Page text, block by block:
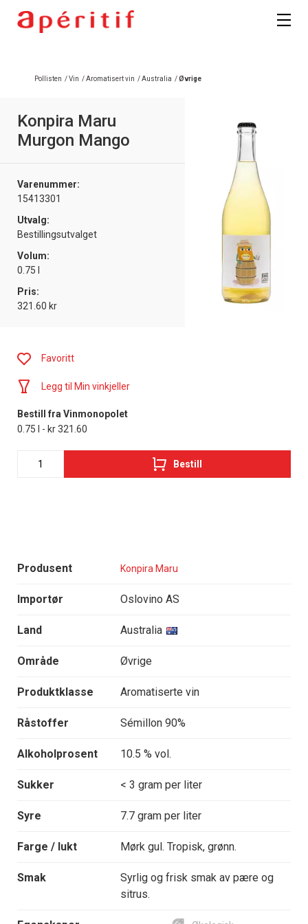
Pollisten /Vin /Aromatisert vin /Australia /Øvrige
Konpira Maru
Murgon Mango
Varenummer:
15413301
Utvalg:
Bestillingsutvalget
Volum:
0.75 l
Pris:
321.60 kr
Produsent Konpira Maru
Importør Oslovino AS
Land Australia
Område Øvrige
Produktklasse Aromatiserte vin
Råstoffer Sémillon 90%
Alkoholprosent 10.5 % vol.
Sukker < 3 gram per liter
Syre 7.7 gram per liter
Farge / lukt Mørk gul. Tropisk, grønn.
Smak
Syrlig og frisk smak av pære og
sitrus.
Favoritt
Legg til Min vinkjeller
Bestill fra Vinmonopolet
0.75 l - kr 321.60
Bestill